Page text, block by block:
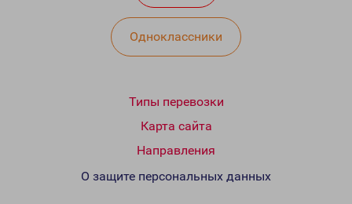
Одноклассники
Типы перевозки
Карта сайта
Направления
О защите персональных данных